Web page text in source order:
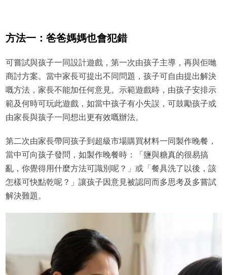
方法一：爸爸媽媽也會犯錯
可嘗試與孩子一同設計遊戲，第一次由孩子主導，再與佢哋
商討方案。當中家長可提出不同問題，孩子可自由提出解決
嘅方法，家長不能加任何意見。示範遊戲時，由孩子安排示
範及何時可玩此遊戲，如當中孩子有小失誤，可鼓勵孩子或
由家長與孩子一同想出更有效嘅辦法。
第二次由家長帶同孩子到超級市場購買材料一同製作晚餐，
當中可向孩子發問，如製作晚餐時：「鹽與糖真的很易搞
亂，你覺得用什麼方法可識別呢？」或「餐具洗了以後，該
怎樣可快點乾呢？」讓孩子因意見被認同而多思考及多嘗試
解決難題。